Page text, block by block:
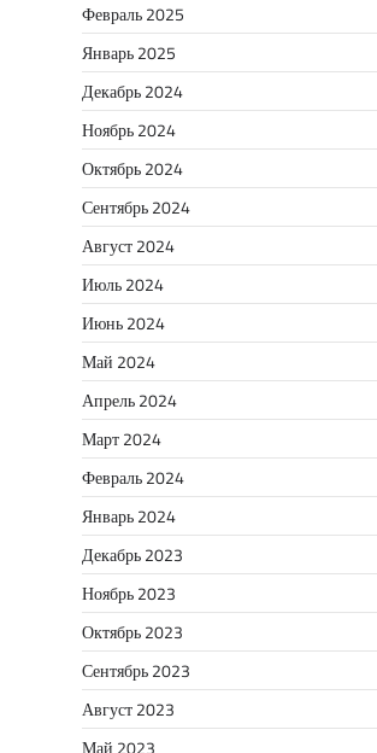
Февраль 2025
Январь 2025
Декабрь 2024
Ноябрь 2024
Октябрь 2024
Сентябрь 2024
Август 2024
Июль 2024
Июнь 2024
Май 2024
Апрель 2024
Март 2024
Февраль 2024
Январь 2024
Декабрь 2023
Ноябрь 2023
Октябрь 2023
Сентябрь 2023
Август 2023
Май 2023